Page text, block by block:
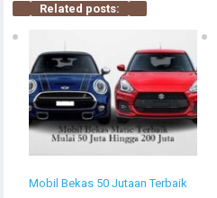
Related posts:
Mobil Bekas 50 Jutaan Terbaik